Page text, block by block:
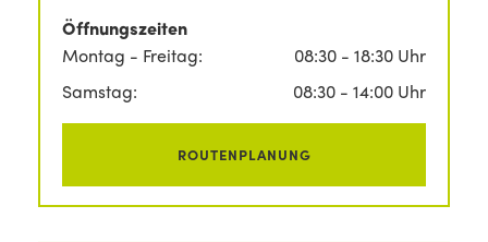
Öffnungszeiten
Montag - Freitag:
08:30 - 18:30 Uhr
Samstag:
08:30 - 14:00 Uhr
ROUTENPLANUNG